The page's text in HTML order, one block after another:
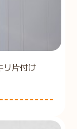
キリ片付け